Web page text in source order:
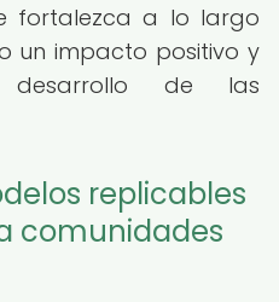
fortalezca a lo largo
un impacto positivo y
de las
replicables
comunidades